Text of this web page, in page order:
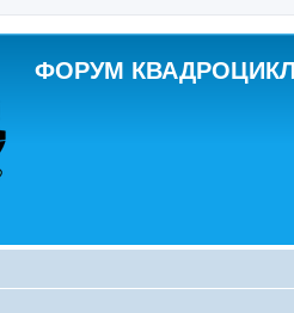
ФОРУМ